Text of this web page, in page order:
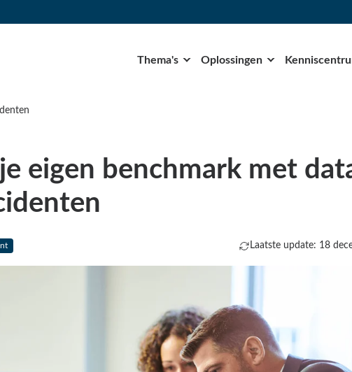
Thema's Oplossingen
eigen benchmark met
Laatste update: 18